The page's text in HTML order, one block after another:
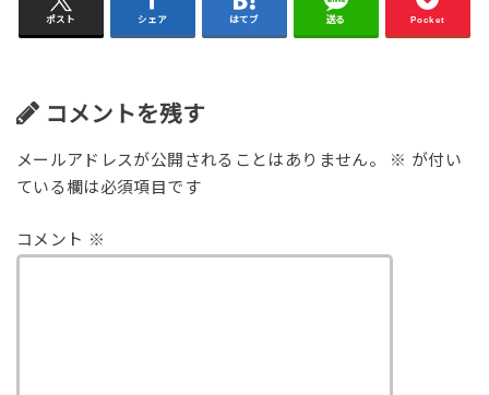
ポスト シェア はてブ 送る Pocket
コメントを残す
メールアドレスが公開されることはありません。 ※ が付い
ている欄は必須項目です
コメント ※